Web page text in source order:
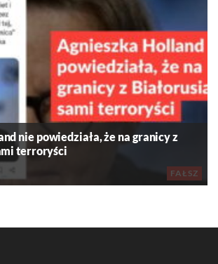
FAŁSZ
nie powiedziała, że na granicy z
terroryści